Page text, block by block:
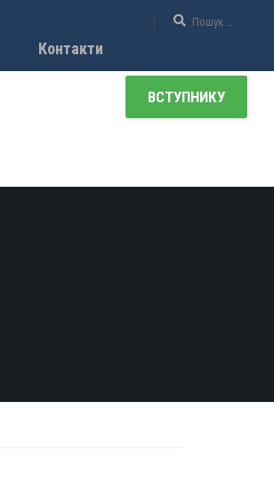
Контакти
ВСТУПНИКУ